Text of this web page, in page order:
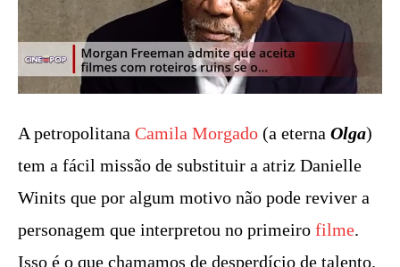
A petropolitana Camila Morgado (a eterna Olga)
tem a fácil missão de substituir a atriz Danielle
Winits que por algum motivo não pode reviver a
personagem que interpretou no primeiro filme.
Isso é o que chamamos de desperdício de talento.